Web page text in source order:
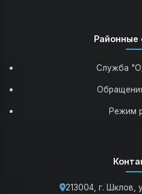
Районные
Служба
Режим
213004, г. Шклов,